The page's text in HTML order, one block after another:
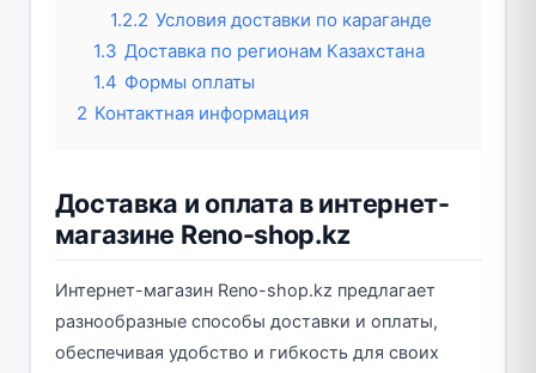
1.2.2 Условия доставки по караганде
1.3 Доставка по регионам Казахстана
1.4 Формы оплаты
2 Контактная информация
Доставка и оплата в интернет-
магазине Reno-shop.kz
Интернет-магазин Reno-shop.kz предлагает
разнообразные способы доставки и оплаты,
обеспечивая удобство и гибкость для своих